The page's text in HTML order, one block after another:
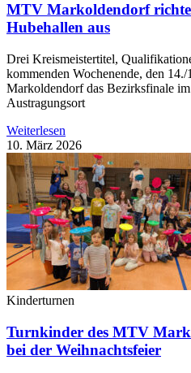
MTV Markoldendorf
Hubehallen aus
Drei Kreismeistertitel,
kommenden Wochenende, den
Markoldendorf das Bezirksfinale im
Austragungsort
Weiterlesen
10. März 2026
Kinderturnen
Turnkinder des MTV
bei der Weihnachtsfeier